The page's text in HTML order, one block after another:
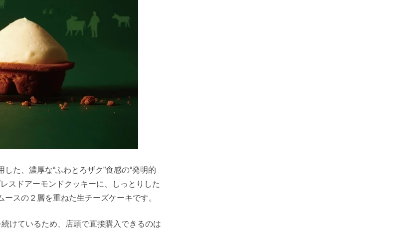
た、濃厚な“ふわとろザク”食感の“発明的
スドアーモンドクッキーに、しっとりした
スの２層を重ねた生チーズケーキです。
けているため、店頭で直接購入できるのは